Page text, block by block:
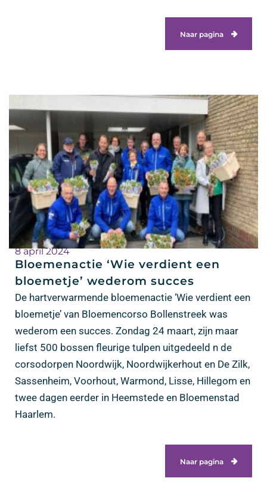
Naar pagina
8 april 2024
Bloemenactie ‘Wie verdient een
bloemetje’ wederom succes
De hartverwarmende bloemenactie ‘Wie verdient een
bloemetje’ van Bloemencorso Bollenstreek was
wederom een succes. Zondag 24 maart, zijn maar
liefst 500 bossen fleurige tulpen uitgedeeld n de
corsodorpen Noordwijk, Noordwijkerhout en De Zilk,
Sassenheim, Voorhout, Warmond, Lisse, Hillegom en
twee dagen eerder in Heemstede en Bloemenstad
Haarlem.
Naar pagina